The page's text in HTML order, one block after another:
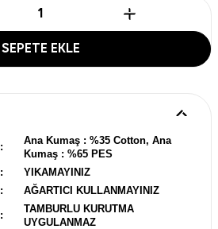
SEPETE EKLE
:
Ana Kumaş : %35 Cotton, Ana
Kumaş : %65 PES
:
YIKAMAYINIZ
: AĞARTICI KULLANMAYINIZ
:
TAMBURLU KURUTMA
UYGULANMAZ